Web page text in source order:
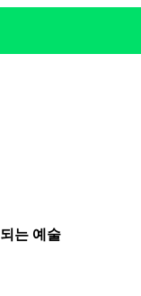
는 예술